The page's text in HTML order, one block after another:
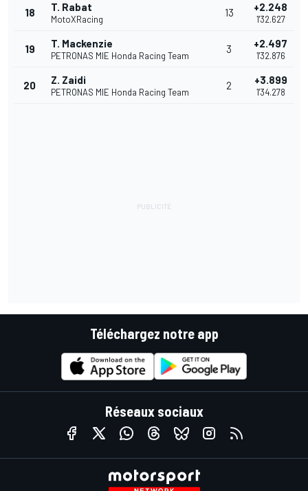
18 T. Rabat
MotoXRacing
13 +2.248
1'32.627
19 T. Mackenzie
PETRONAS MIE Honda Racing Team
3 +2.497
1'32.876
20 Z. Zaidi
PETRONAS MIE Honda Racing Team
2 +3.899
1'34.278
Téléchargez notre app
Réseaux sociaux